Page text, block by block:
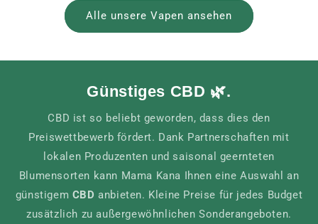
Alle unsere Vapen ansehen
Günstiges CBD 🌿.
CBD ist so beliebt geworden, dass dies den
Preiswettbewerb fördert. Dank Partnerschaften mit
lokalen Produzenten und saisonal geernteten
Blumensorten kann Mama Kana Ihnen eine Auswahl an
günstigem CBD anbieten. Kleine Preise für jedes Budget
zusätzlich zu außergewöhnlichen Sonderangeboten.